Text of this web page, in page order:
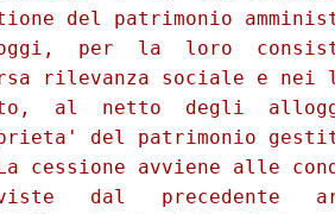
del patrimonio
per  la  loro
rilevanza sociale e nei
al  netto  degli
del patrimonio
cessione avviene alle
dal   precedente